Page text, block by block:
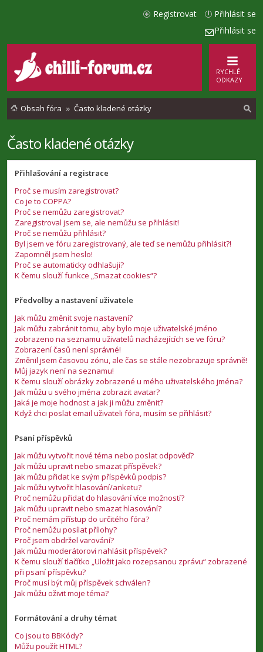
Přihlásit se
Přihlásit se
Registrovat
RYCHLÉ
ODKAZY
Obsah fóra Často kladené otázky
e
Často kladené otázky
Přihlašování a registrace
Proč se musím zaregistrovat?
Co je to COPPA?
Proč se nemůžu zaregistrovat?
Zaregistroval jsem se, ale nemůžu se přihlásit!
Proč se nemůžu přihlásit?
Byl jsem ve fóru zaregistrovaný, ale teď se nemůžu přihlásit?!
Zapomněl jsem heslo!
Proč se automaticky odhlašuji?
K čemu slouží funkce „Smazat cookies“?
Předvolby a nastavení uživatele
Jak můžu změnit svoje nastavení?
Jak můžu zabránit tomu, aby bylo moje uživatelské jméno
zobrazeno na seznamu uživatelů nacházejících se ve fóru?
Zobrazení časů není správné!
Změnil jsem časovou zónu, ale čas se stále nezobrazuje správně!
Můj jazyk není na seznamu!
K čemu slouží obrázky zobrazené u mého uživatelského jména?
Jak můžu u svého jména zobrazit avatar?
Jaká je moje hodnost a jak ji můžu změnit?
Když chci poslat email uživateli fóra, musím se přihlásit?
Psaní příspěvků
Jak můžu vytvořit nové téma nebo poslat odpověď?
Jak můžu upravit nebo smazat příspěvek?
Jak můžu přidat ke svým příspěvků podpis?
Jak můžu vytvořit hlasování/anketu?
Proč nemůžu přidat do hlasování více možností?
Jak můžu upravit nebo smazat hlasování?
Proč nemám přístup do určitého fóra?
Proč nemůžu posílat přílohy?
Proč jsem obdržel varování?
Jak můžu moderátorovi nahlásit příspěvek?
K čemu slouží tlačítko „Uložit jako rozepsanou zprávu“ zobrazené
při psaní příspěvku?
Proč musí být můj příspěvek schválen?
Jak můžu oživit moje téma?
Formátování a druhy témat
Co jsou to BBKódy?
Můžu použít HTML?